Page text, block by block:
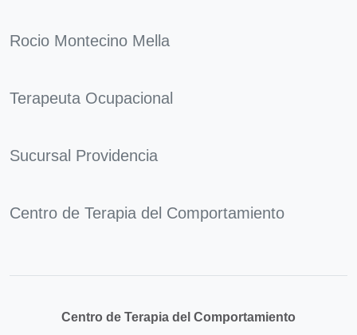
Rocio Montecino Mella
Terapeuta Ocupacional
Sucursal Providencia
Centro de Terapia del Comportamiento
Centro de Terapia del Comportamiento